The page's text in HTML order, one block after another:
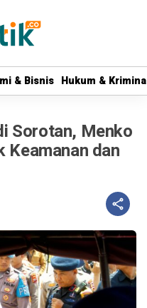
& Bisnis Hukum &
& Bisnis Hukum &
Sorotan, Menko
Keamanan dan